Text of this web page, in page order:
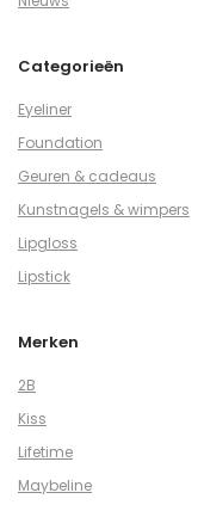
Categorieën
Eyeliner
Foundation
Geuren & cadeaus
Kunstnagels & wimpers
Lipgloss
Lipstick
Merken
2B
Kiss
Lifetime
Maybeline